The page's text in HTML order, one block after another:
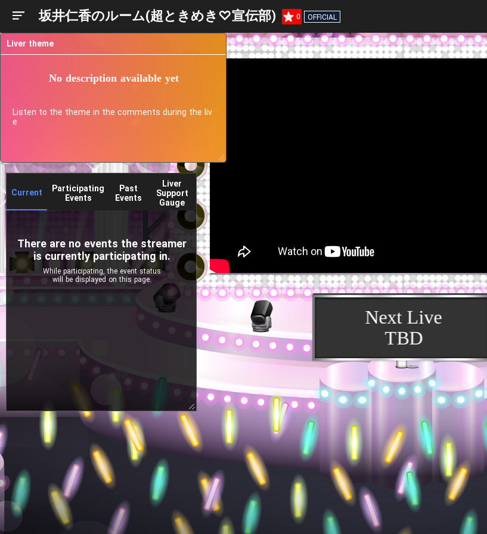
坂井仁香のルーム(超ときめき♡宣伝部) 0 OFFICIAL
Current
Participating
Events
Past
Events
Liver
Support
Gauge
There are no events the streamer
is currently participating in.
While participating, the event status
will be displayed on this page.
Liver theme
No description available yet
Listen to the theme in the comments during the liv
e